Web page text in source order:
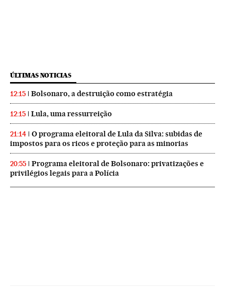
ÚLTIMAS NOTICIAS
12:15 Bolsonaro, a destruição como estratégia
12:15 Lula, uma ressurreição
21:14
O programa eleitoral de Lula da Silva: subidas de
impostos para os ricos e proteção para as minorias
20:55
Programa eleitoral de Bolsonaro: privatizações e
privilégios legais para a Polícia